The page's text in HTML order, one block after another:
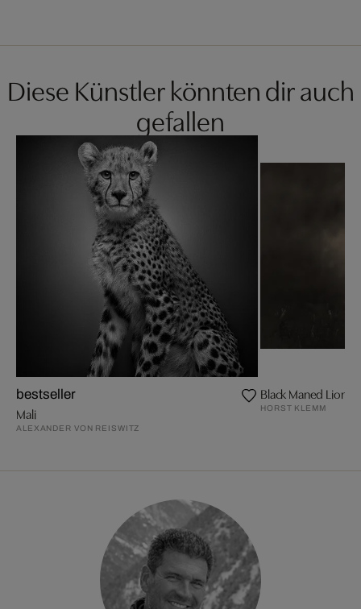
Diese Künstler könnten dir auch
gefallen
bestseller
Mali
ALEXANDER VON REISWITZ
Black Maned Lion
HORST KLEMM